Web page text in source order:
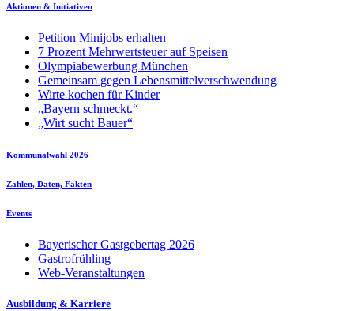
Aktionen & Initiativen
Petition Minijobs erhalten
7 Prozent Mehrwertsteuer auf Speisen
Olympiabewerbung München
Gemeinsam gegen Lebensmittelverschwendung
Wirte kochen für Kinder
„Bayern schmeckt.“
„Wirt sucht Bauer“
Kommunalwahl 2026
Zahlen, Daten, Fakten
Events
Bayerischer Gastgebertag 2026
Gastrofrühling
Web-Veranstaltungen
Ausbildung & Karriere